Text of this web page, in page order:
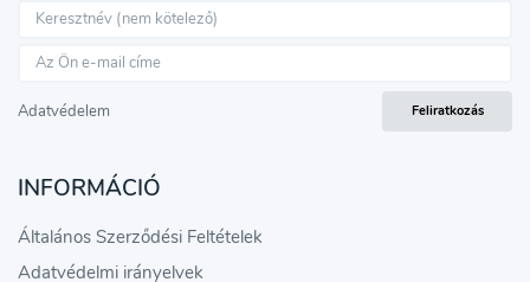
Adatvédelem Feliratkozás
irányelveketés egyetértek velük.
INFORMÁCIÓ
Általános Szerződési Feltételek
Adatvédelmi irányelvek